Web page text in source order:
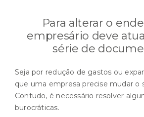
Para alterar o
empresário deve
série de
Seja por redução de gastos ou
que uma empresa precise mudar o
Contudo, é necessário resolver
burocráticas.